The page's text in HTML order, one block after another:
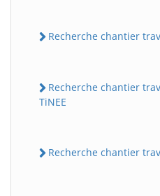
Recherche chantier
Recherche chantier
TiNEE
Recherche chantier